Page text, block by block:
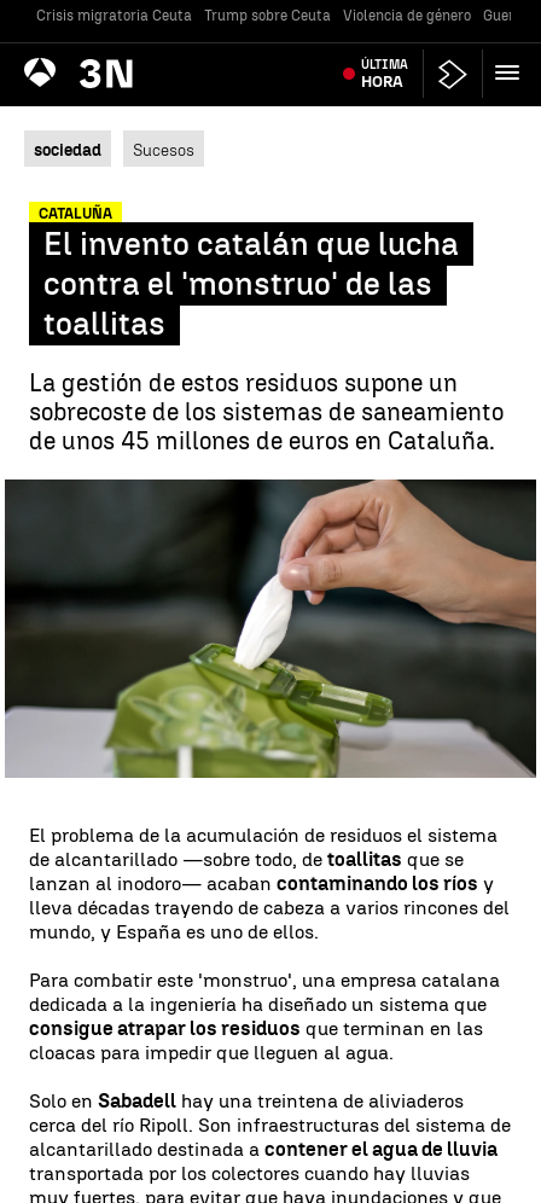
Crisis migratoria Ceuta Trump sobre Ceuta Violencia de género Guerra
Antena
3 Noticias ÚLTIMA
HORA
sociedad Sucesos
CATALUÑA
El invento catalán que lucha
contra el 'monstruo' de las
toallitas
La gestión de estos residuos supone un
sobrecoste de los sistemas de saneamiento
de unos 45 millones de euros en Cataluña.
Un invento contra el 'monstruo' de las toallitas |
Publicado:17 de mayo de 2024, 19:02
WhatsappFacebook
X Linkedin
El problema de la acumulación de residuos el sistema
de alcantarillado —sobre todo, de toallitas que se
lanzan al inodoro— acaban contaminando los ríos y
lleva décadas trayendo de cabeza a varios rincones del
mundo, y España es uno de ellos.
Para combatir este 'monstruo', una empresa catalana
dedicada a la ingeniería ha diseñado un sistema que
consigue atrapar los residuos que terminan en las
cloacas para impedir que lleguen al agua.
Solo en Sabadell hay una treintena de aliviaderos
cerca del río Ripoll. Son infraestructuras del sistema de
alcantarillado destinada a contener el agua de lluvia
transportada por los colectores cuando hay lluvias
muy fuertes, para evitar que haya inundaciones y que